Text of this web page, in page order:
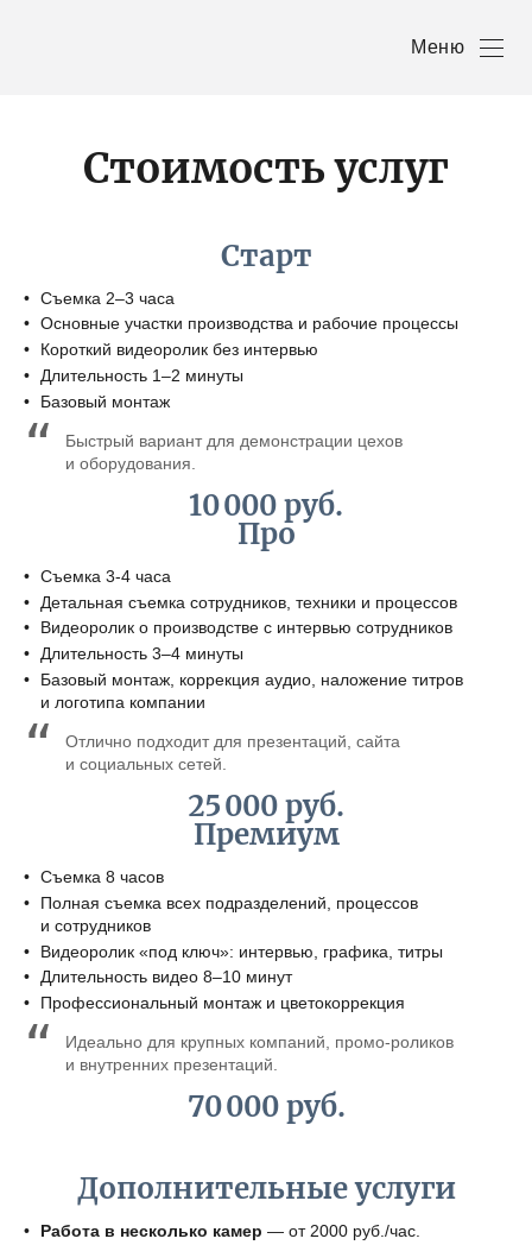
Меню
Стоимость услуг
Старт
Съемка 2–3 часа
Основные участки производства и рабочие процессы
Короткий видеоролик без интервью
Длительность 1–2 минуты
Базовый монтаж
Быстрый вариант для демонстрации цехов
и оборудования.
10 000 руб.
Про
Съемка 3-4 часа
Детальная съемка сотрудников, техники и процессов
Видеоролик о производстве с интервью сотрудников
Длительность 3–4 минуты
Базовый монтаж, коррекция аудио, наложение титров
и логотипа компании
Отлично подходит для презентаций, сайта
и социальных сетей.
25 000 руб.
Премиум
Съемка 8 часов
Полная съемка всех подразделений, процессов
и сотрудников
Видеоролик «под ключ»: интервью, графика, титры
Длительность видео 8–10 минут
Профессиональный монтаж и цветокоррекция
Идеально для крупных компаний, промо-роликов
и внутренних презентаций.
70 000 руб.
Дополнительные услуги
Работа в несколько камер — от 2000 руб./час.